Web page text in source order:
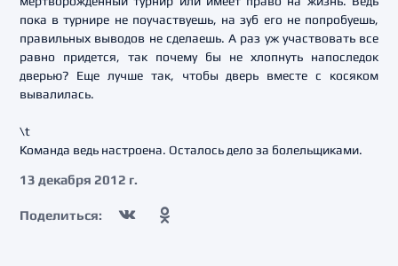
пока в турнире не поучаствуешь, на зуб его не попробуешь,
правильных выводов не сделаешь. А раз уж участвовать все
равно придется, так почему бы не хлопнуть напоследок
дверью? Еще лучше так, чтобы дверь вместе с косяком
вывалилась.
\t
Команда ведь настроена. Осталось дело за болельщиками.
13 декабря 2012 г.
Поделиться: